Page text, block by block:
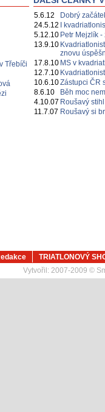
Třebíči
5.6.12
Dobrý
24.5.12
I
5.12.10 Petr Mejzlík
13.9.10
znovu
17.8.10 MS v
12.7.10
10.6.10Zástupci ČR
8.6.10
Běh moc
4.10.07 Roušavý
11.7.07 Roušavý si
TRIATLONOVÝ
Vytvořil: 2007-2009 ©